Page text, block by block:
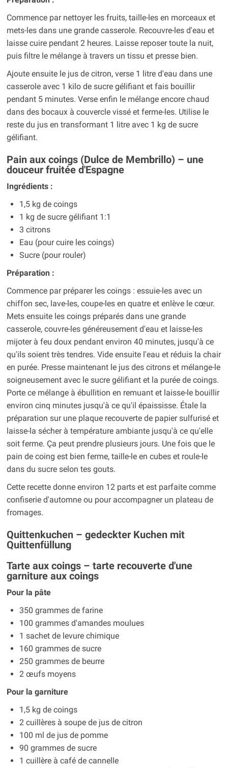
Commence par nettoyer les fruits, taille-les en morceaux et
mets-les dans une grande casserole. Recouvre-les d'eau et
laisse cuire pendant 2 heures. Laisse reposer toute la nuit,
puis filtre le mélange à travers un tissu et presse bien.
Ajoute ensuite le jus de citron, verse 1 litre d'eau dans une
casserole avec 1 kilo de sucre gélifiant et fais bouillir
pendant 5 minutes. Verse enfin le mélange encore chaud
dans des bocaux à couvercle vissé et ferme-les. Utilise le
reste du jus en transformant 1 litre avec 1 kg de sucre
gélifiant.
Pain aux coings (Dulce de Membrillo) – une
douceur fruitée d'Espagne
Ingrédients :
1,5 kg de coings
1 kg de sucre gélifiant 1:1
3 citrons
Eau (pour cuire les coings)
Sucre (pour rouler)
Préparation :
Commence par préparer les coings : essuie-les avec un
chiffon sec, lave-les, coupe-les en quatre et enlève le cœur.
Mets ensuite les coings préparés dans une grande
casserole, couvre-les généreusement d'eau et laisse-les
mijoter à feu doux pendant environ 40 minutes, jusqu'à ce
qu'ils soient très tendres. Vide ensuite l'eau et réduis la chair
en purée. Presse maintenant le jus des citrons et mélange-le
soigneusement avec le sucre gélifiant et la purée de coings.
Porte ce mélange à ébullition en remuant et laisse-le bouillir
environ cinq minutes jusqu'à ce qu'il épaississe. Étale la
préparation sur une plaque recouverte de papier sulfurisé et
laisse-la sécher à température ambiante jusqu'à ce qu'elle
soit ferme. Ça peut prendre plusieurs jours. Une fois que le
pain de coing est bien ferme, taille-le en cubes et roule-le
dans du sucre selon tes gouts.
Cette recette donne environ 12 parts et est parfaite comme
confiserie d'automne ou pour accompagner un plateau de
fromages.
Quittenkuchen – gedeckter Kuchen mit
Quittenfüllung
Tarte aux coings – tarte recouverte d'une
garniture aux coings
Pour la pâte
350 grammes de farine
100 grammes d'amandes moulues
1 sachet de levure chimique
160 grammes de sucre
250 grammes de beurre
2 œufs moyens
Pour la garniture
1,5 kg de coings
2 cuillères à soupe de jus de citron
100 ml de jus de pomme
90 grammes de sucre
1 cuillère à café de cannelle